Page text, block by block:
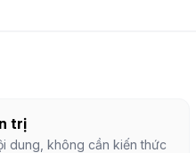
trị
dung, không cần kiến thức